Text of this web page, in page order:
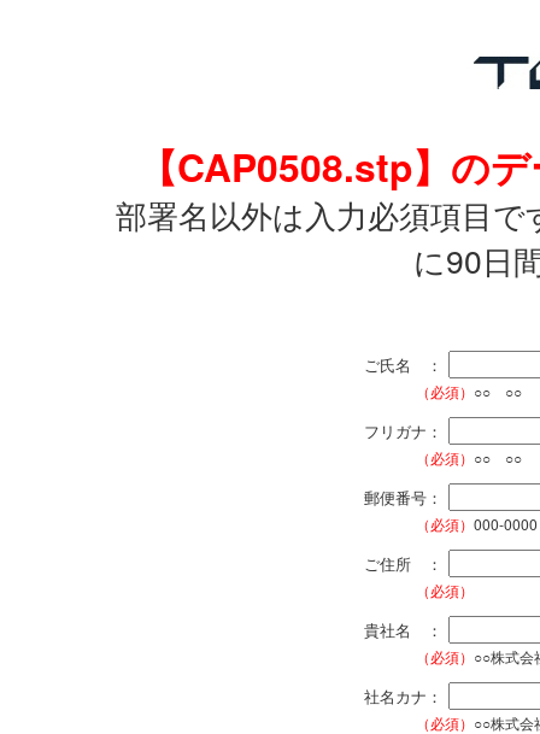
【CAP0508.stp】の
部署名以外は入力必須項目
に90日
ご氏名 ：
（必須） ○○ ○○
フリガナ：
（必須） ○○ ○○
郵便番号：
（必須） 000-0000
ご住所 ：
（必須）
貴社名 ：
（必須） ○○株式会
社名カナ：
（必須） ○○株式会